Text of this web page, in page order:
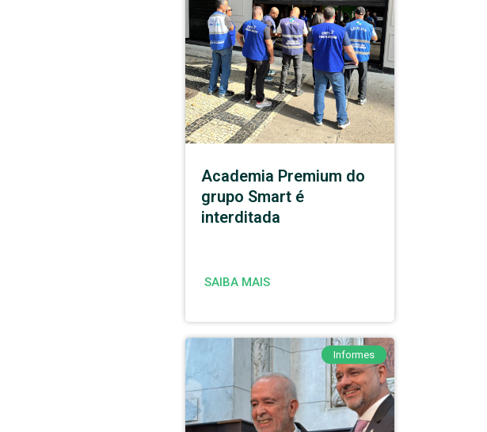
Academia Premium do
grupo Smart é
interditada
SAIBA MAIS
Informes